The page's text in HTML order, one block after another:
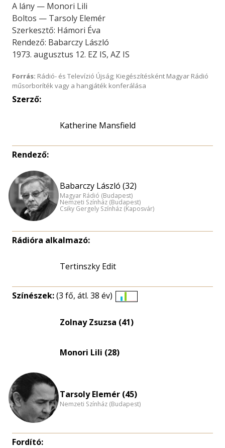
A lány — Monori Lili
Boltos — Tarsoly Elemér
Szerkesztő: Hámori Éva
Rendező: Babarczy László
1973. augusztus 12. EZ IS, AZ IS
Forrás: Rádió- és Televízió Újság; Kiegészítésként Magyar Rádió
műsorboríték vagy a hangjáték konferálása
Szerző:
Katherine Mansfield
Rendező:
Babarczy László (32)
Magyar Rádió (Budapest)
Nemzeti Színház (Budapest)
Csiky Gergely Színház (Kaposvár)
Rádióra alkalmazó:
Tertinszky Edit
Színészek:(3 fő, átl. 38 év)
eloszlás
Zolnay Zsuzsa (41)
Monori Lili (28)
Tarsoly Elemér (45)
Nemzeti Színház (Budapest)
Fordító: